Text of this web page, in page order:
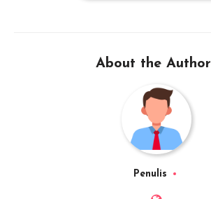
About the Author
Penulis